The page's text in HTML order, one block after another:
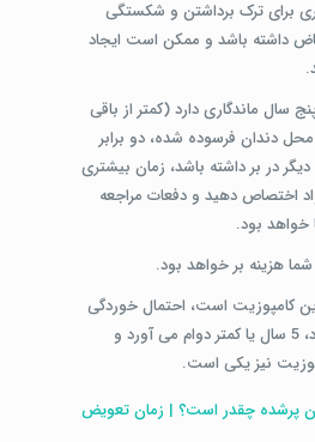
برای ترک برداشتن و شکستگی
داشته باشد و ممکن است ایجاد
سال ماندگاری دارد (کمتر از باقی
دندان فرسوده شده، دو برابر
در بر داشته باشد، زمان بیشتری
اختصاص دهید و دفعات مراجعه
خواهد بود.
شما هزینه بر خواهد بود.
کامپوزیت است، احتمال خوردگی
بیشتر و قابلیت شکستن دارد، 5 سال یا کمتر دوام می آورد و
نیز یکی است.
پرشده چقدر است؟ | زمان تعویض